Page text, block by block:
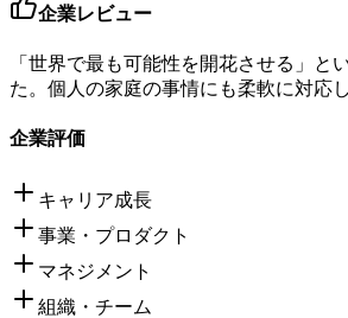
企業レビュー
「世界で最も可能性を開花させる」
た。個人の家庭の事情にも柔軟に対応
企業評価
キャリア成長
事業・プロダクト
マネジメント
組織・チーム